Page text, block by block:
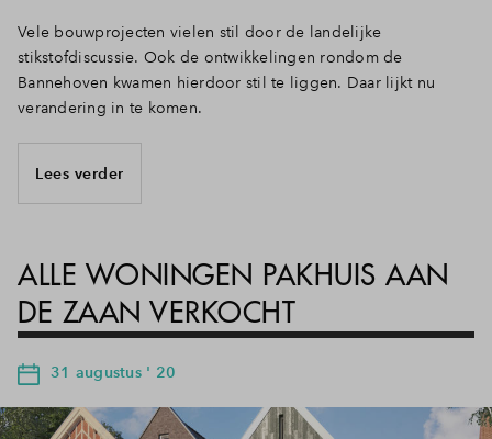
Vele bouwprojecten vielen stil door de landelijke
stikstofdiscussie. Ook de ontwikkelingen rondom de
Bannehoven kwamen hierdoor stil te liggen. Daar lijkt nu
verandering in te komen.
Lees verder
ALLE WONINGEN PAKHUIS AAN
DE ZAAN VERKOCHT
31 augustus ' 20